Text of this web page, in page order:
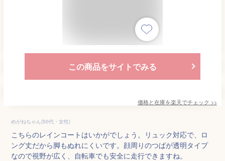
この商品をサイトでみる
価格と在庫を楽天でチェック >>
めがねちゃん(50代・女性)
こちらのレインコートはいかがでしょう。リュック対応で、ロ
ング丈だから脚もぬれにくいです。顔周りのつばが透明タイプ
なので視野が広く、自転車でも安全に走行できますね。